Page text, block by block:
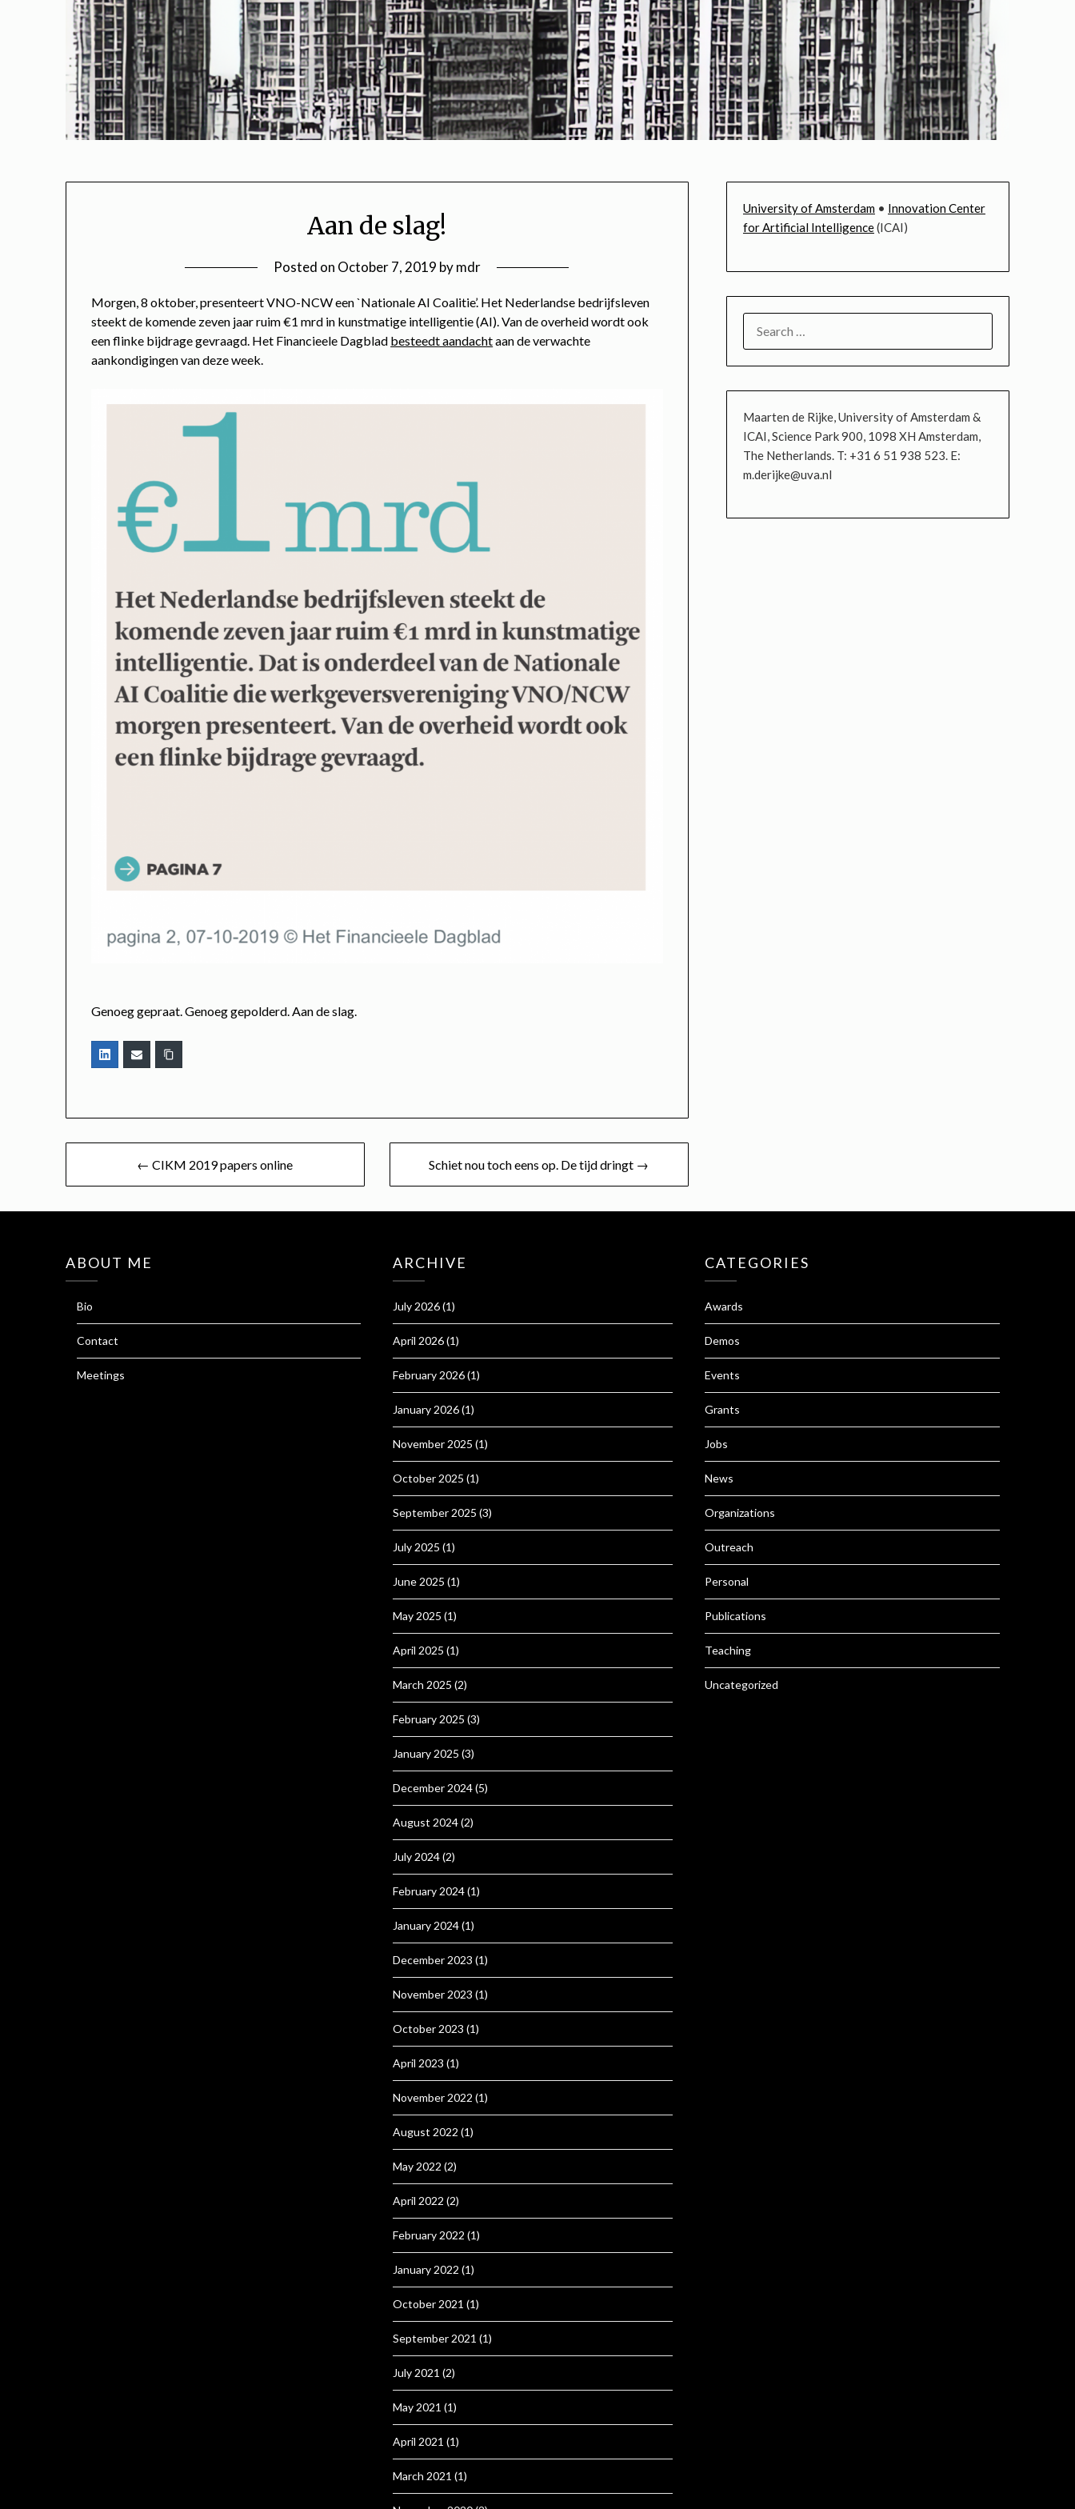
Aan de slag!
Posted on October 7, 2019 bymdr
Morgen, 8 oktober, presenteert VNO-NCW een `Nationale AI Coalitie’. Het Nederlandse bedrijfsleven
steekt de komende zeven jaar ruim €1 mrd in kunstmatige intelligentie (AI). Van de overheid wordt ook
een flinke bijdrage gevraagd. Het Financieele Dagblad besteedt aandachtaan de verwachte
aankondigingen van deze week.
Genoeg gepraat. Genoeg gepolderd. Aan de slag.
navigation
← CIKM 2019 papers online Schiet nou toch eens op. De tijd dringt →
University of Amsterdam• Innovation Center
for Artificial Intelligence(ICAI)
FOR:
Maarten de Rijke, University of Amsterdam &
ICAI, Science Park 900, 1098 XH Amsterdam,
The Netherlands. T: +31 6 51 938 523. E:
m.derijke@uva.nl
ABOUT ME
Bio
Contact
Meetings
ARCHIVE
July 2026(1)
April 2026(1)
February 2026(1)
January 2026(1)
November 2025 (1)
October 2025 (1)
September 2025 (3)
July 2025 (1)
June 2025 (1)
May 2025 (1)
April 2025 (1)
March 2025 (2)
February 2025 (3)
January 2025 (3)
December 2024(5)
August 2024(2)
July 2024(2)
February 2024(1)
January 2024(1)
December 2023 (1)
November 2023 (1)
October 2023 (1)
April 2023 (1)
November 2022 (1)
August 2022 (1)
May 2022 (2)
April 2022 (2)
February 2022 (1)
January 2022 (1)
October 2021 (1)
September 2021 (1)
July 2021 (2)
May 2021 (1)
April 2021 (1)
March 2021 (1)
CATEGORIES
Awards
Demos
Events
Grants
Jobs
News
Organizations
Outreach
Personal
Publications
Teaching
Uncategorized